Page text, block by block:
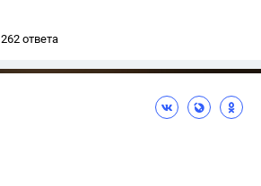
262 ответа